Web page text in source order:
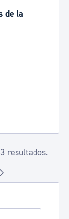
de la
resultados.
Use TAB